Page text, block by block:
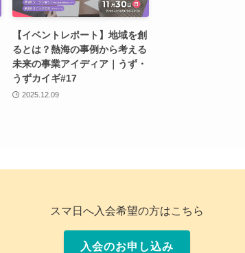
【イベントレポート】地域を創
るとは？熱海の事例から考える
未来の事業アイディア｜うず・
うずカイギ#17
2025.12.09
スマ日へ入会希望の方はこちら
入会のお申し込み